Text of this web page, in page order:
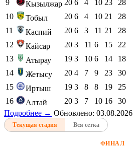
9
Кызылжар 20 6 4 10 23 28
10
Тобыл 20 6 4 10 21 28
11
Каспий 20 6 3 11 21 28
12
Кайсар 20 3 11 6 15 22
13
Атырау 19 3 10 6 14 18
14
Жетысу 20 4 7 9 23 30
15
Иртыш 19 3 8 8 19 25
16
Алтай 20 3 7 10 16 30
Подробнее → Обновлено: 03.08.2026
Текущая стадия Вся сетка
ФИНАЛ